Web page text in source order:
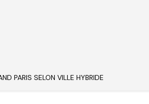
PARIS SELON VILLE HYBRIDE